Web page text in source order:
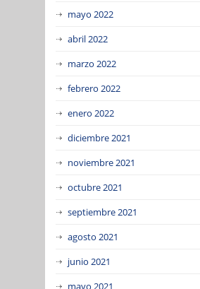
mayo 2022
abril 2022
marzo 2022
febrero 2022
enero 2022
diciembre 2021
noviembre 2021
octubre 2021
septiembre 2021
agosto 2021
junio 2021
mayo 2021